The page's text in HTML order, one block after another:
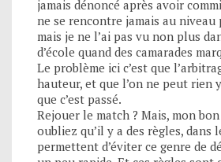
jamais dénoncé après avoir
ne se rencontre jamais au
mais je ne l’ai pas vu non plus
d’école quand des camarades
Le problème ici c’est que
hauteur, et que l’on ne peut rien
que c’est passé.
Rejouer le match ? Mais, mon
oubliez qu’il y a des règles, dans
permettent d’éviter ce genre de